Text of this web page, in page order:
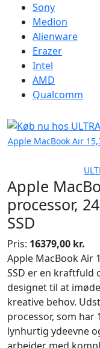
Sony
Medion
Alienware
Erazer
Intel
AMD
Qualcomm
Apple MacBook Air
Apple
processor,
SSD
Pris: 16379,00 kr.
Apple MacBook Air
SSD er en
designet til at
kreative behov.
processor, som har
lynhurtig ydeevne